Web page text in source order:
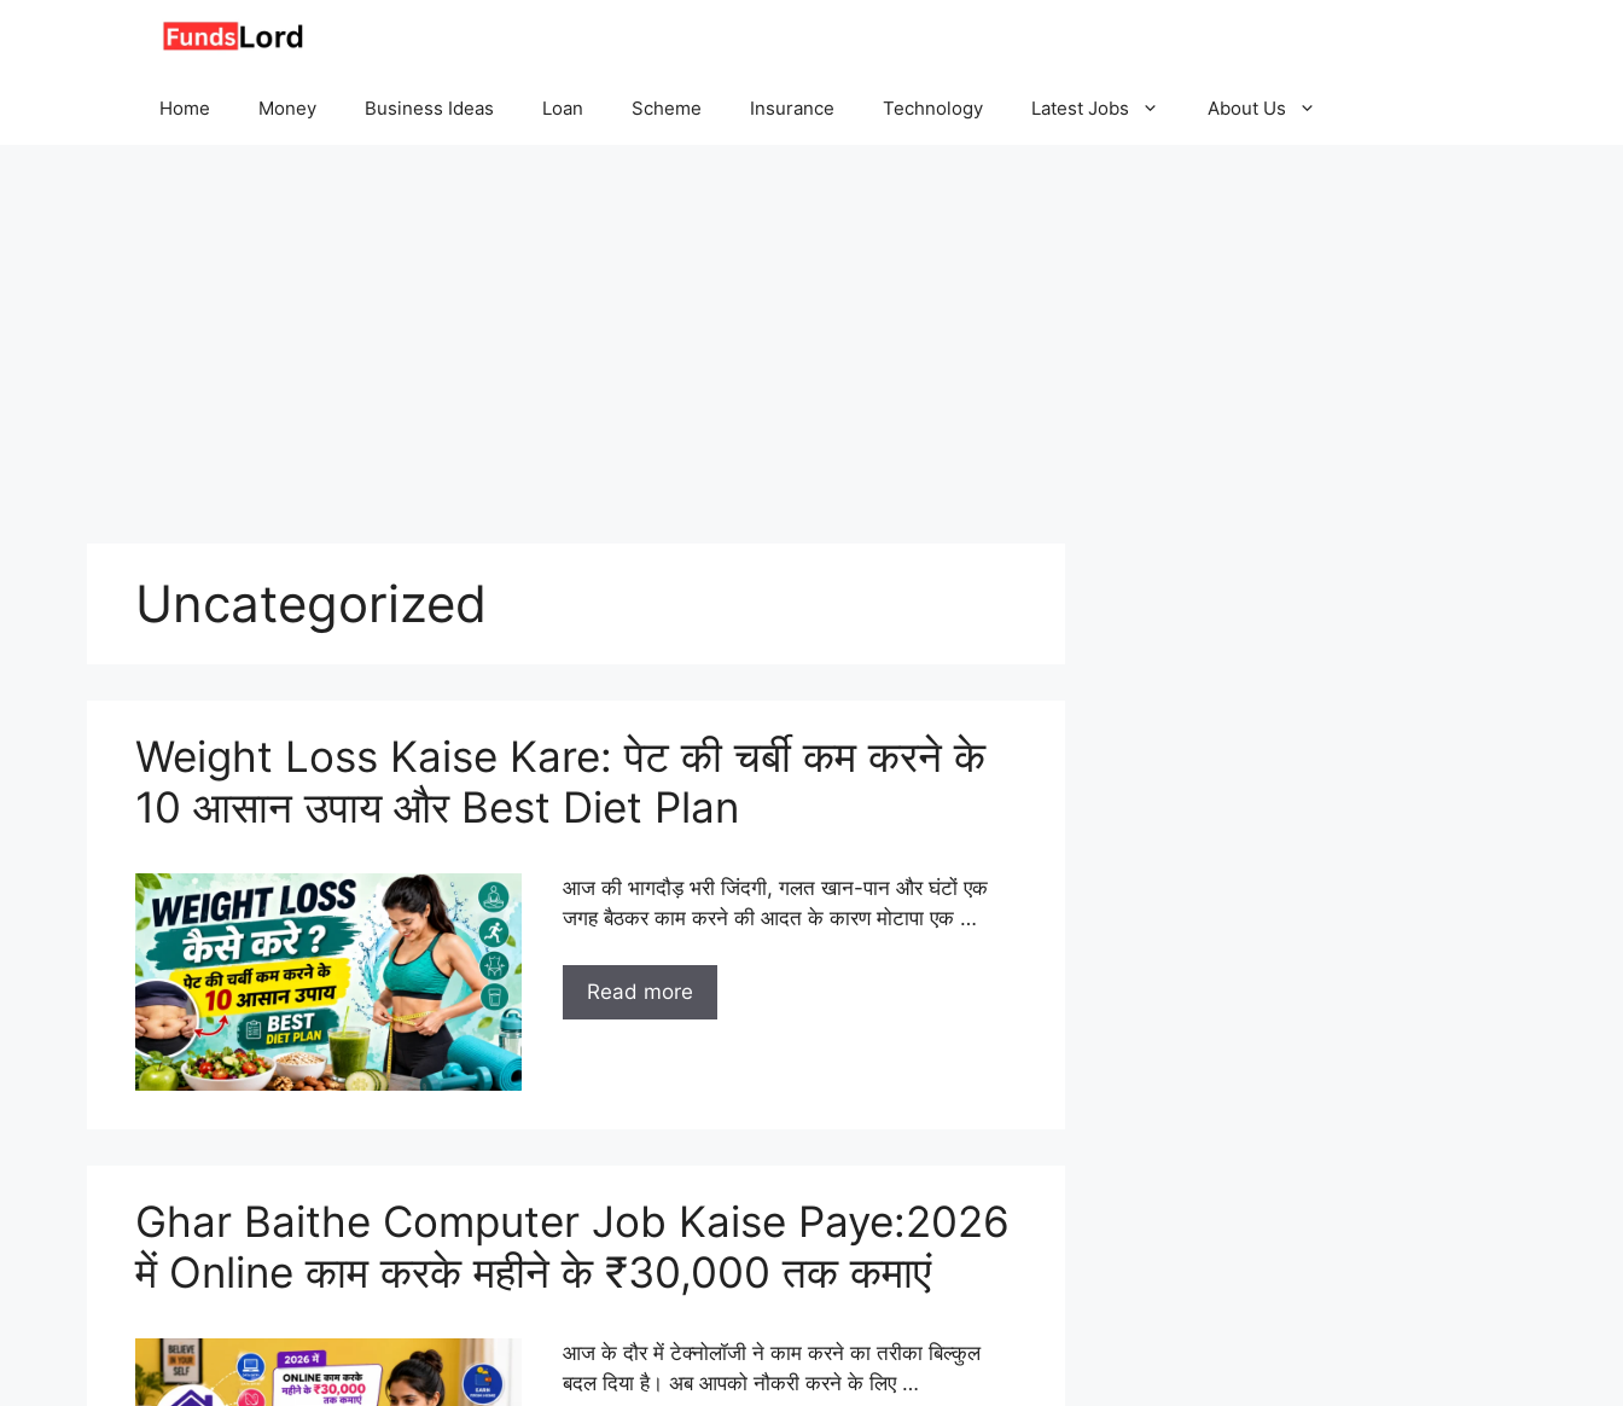
Home Money Business Ideas Loan Scheme Insurance Technology Latest Jobs About Us
Uncategorized
Weight Loss Kaise Kare: पेट की चर्बी कम करने के
10 आसान उपाय और Best Diet Plan
आज की भागदौड़ भरी जिंदगी, गलत खान-पान और घंटों एक
जगह बैठकर काम करने की आदत के कारण मोटापा एक …
Read more
Ghar Baithe Computer Job Kaise Paye:2026
में Online काम करके महीने के ₹30,000 तक कमाएं
आज के दौर में टेक्नोलॉजी ने काम करने का तरीका बिल्कुल
बदल दिया है। अब आपको नौकरी करने के लिए …